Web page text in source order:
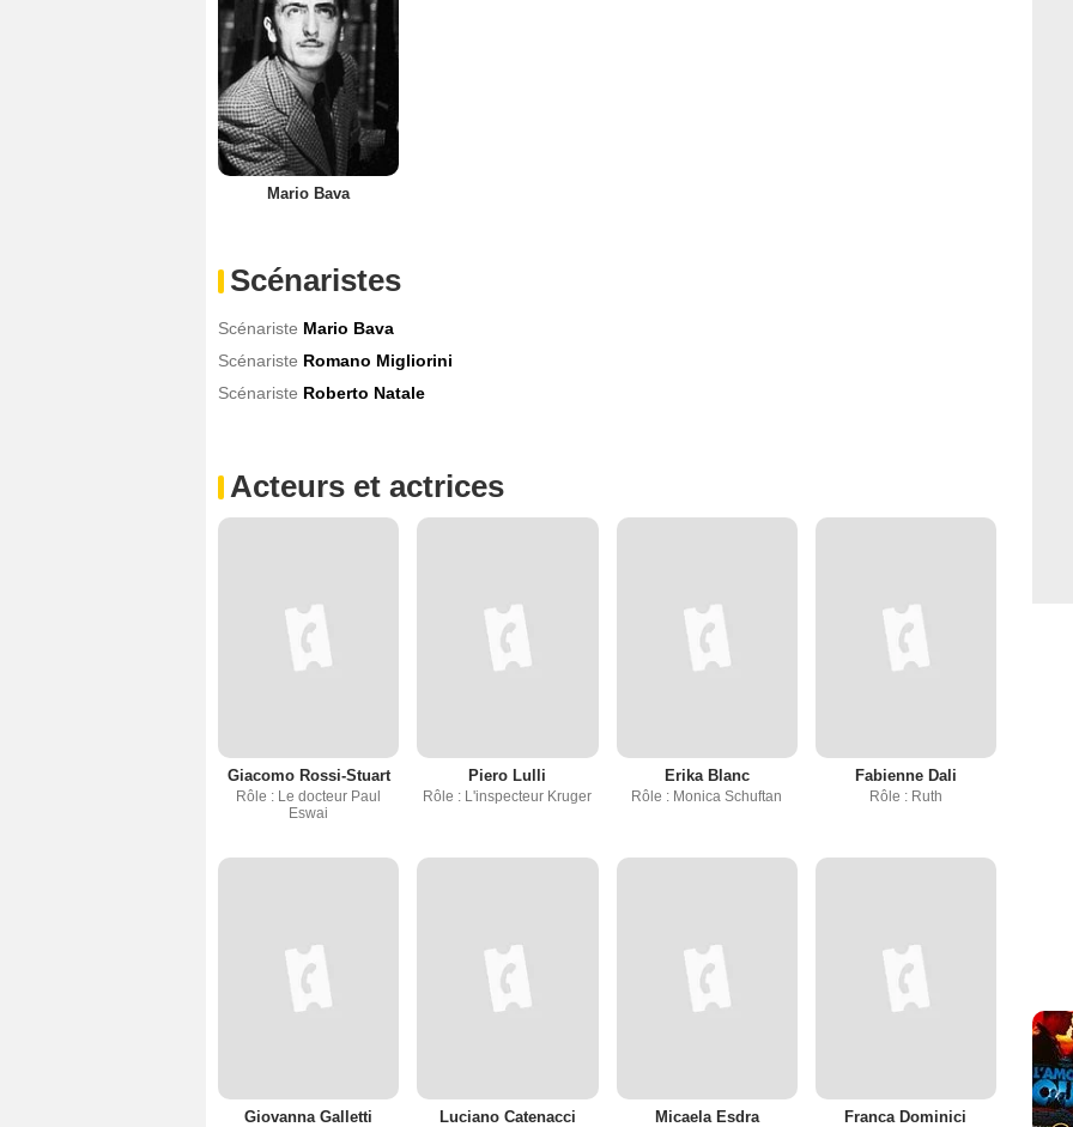
Mario Bava
Scénaristes
Scénariste Mario Bava
Scénariste Romano Migliorini
Scénariste Roberto Natale
Acteurs et actrices
Giacomo Rossi-Stuart
Rôle : Le docteur Paul
Eswai
Piero Lulli
Rôle : L'inspecteur Kruger
Erika Blanc
Rôle : Monica Schuftan
Fabienne Dali
Rôle : Ruth
Giovanna Galletti Luciano Catenacci Micaela Esdra Franca Dominici